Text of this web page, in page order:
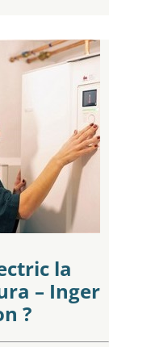
la
– Inger
?